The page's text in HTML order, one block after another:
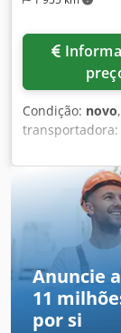
Condição: novo
para fora
Comprimento
Dcodpfx
Velocidade
400 mm Altura
mm Largura
Tremonha de
Anuncie
11
por si